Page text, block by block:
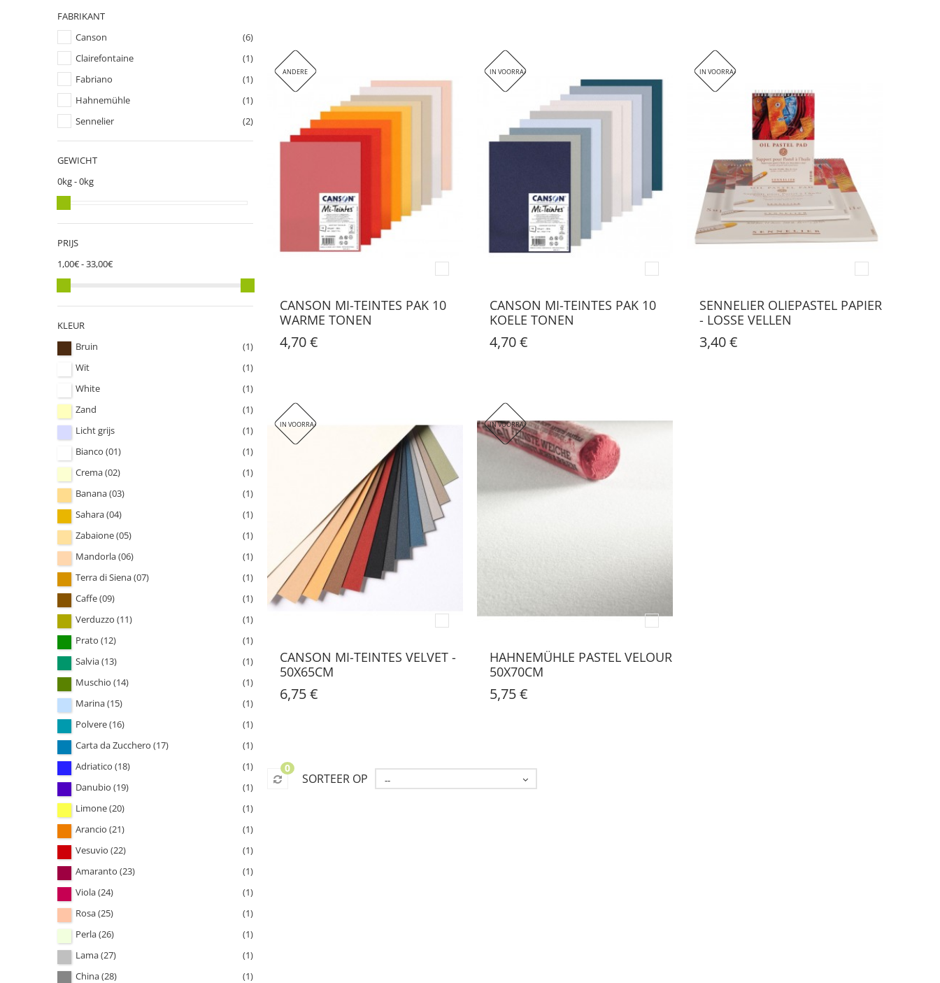
FABRIKANT
Canson
(6)
Clairefontaine
(1)
Fabriano
(1)
Hahnemühle
(1)
Sennelier
(2)
GEWICHT
0kg - 0kg
PRIJS
1,00€ - 33,00€
KLEUR
Bruin
(1)
Wit
(1)
White
(1)
Zand
(1)
Licht grijs
(1)
Bianco (01)
(1)
Crema (02)
(1)
Banana (03)
(1)
Sahara (04)
(1)
Zabaione (05)
(1)
Mandorla (06)
(1)
Terra di Siena (07)
(1)
Caffe (09)
(1)
Verduzzo (11)
(1)
Prato (12)
(1)
Salvia (13)
(1)
Muschio (14)
(1)
Marina (15)
(1)
Polvere (16)
(1)
Carta da Zucchero (17)
(1)
Adriatico (18)
(1)
Danubio (19)
(1)
Limone (20)
(1)
Arancio (21)
(1)
Vesuvio (22)
(1)
Amaranto (23)
(1)
Viola (24)
(1)
Rosa (25)
(1)
Perla (26)
(1)
Lama (27)
(1)
China (28)
(1)
ANDERE
CANSON MI-TEINTES PAK 10
WARME TONEN
4,70 €
IN VOORRAAD
CANSON MI-TEINTES PAK 10
KOELE TONEN
4,70 €
IN VOORRAAD. DIT ARTIKEL WORDT HELAAS NIET VERZONDEN, ENKEL
SENNELIER OLIEPASTEL PAPIER
- LOSSE VELLEN
3,40 €
IN VOORRAAD. DIT ARTIKEL WORDT HELAAS NIET VERZONDEN, ENKEL AFHALEN IN ONZE WINKEL!
CANSON MI-TEINTES VELVET -
50X65CM
6,75 €
IN VOORRAAD. DIT ARTIKEL WORDT HELAAS NIET VERZONDEN, ENKEL AFHALEN IN ONZE WINKEL!
HAHNEMÜHLE PASTEL VELOUR
50X70CM
5,75 €
0
SORTEER OP --